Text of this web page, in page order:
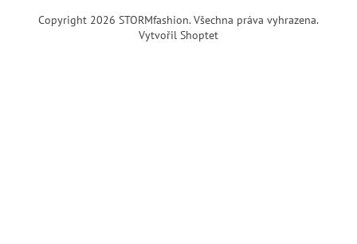
Vytvořil Shoptet
Copyright 2026 STORMfashion. Všechna práva vyhrazena.